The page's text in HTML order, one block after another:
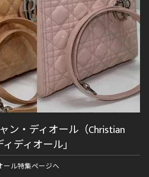
ン・ディオール（Christian
ディオール」
ール特集ページへ